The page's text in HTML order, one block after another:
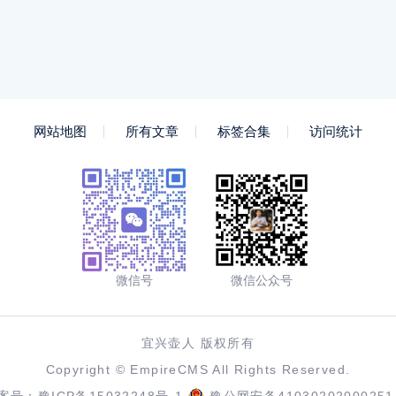
网站地图 所有文章 标签合集 访问统计
微信号 微信公众号
宜兴壶人 版权所有
Copyright © EmpireCMS All Rights Reserved.